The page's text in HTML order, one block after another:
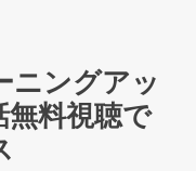
ニングアッ
無料視聴で